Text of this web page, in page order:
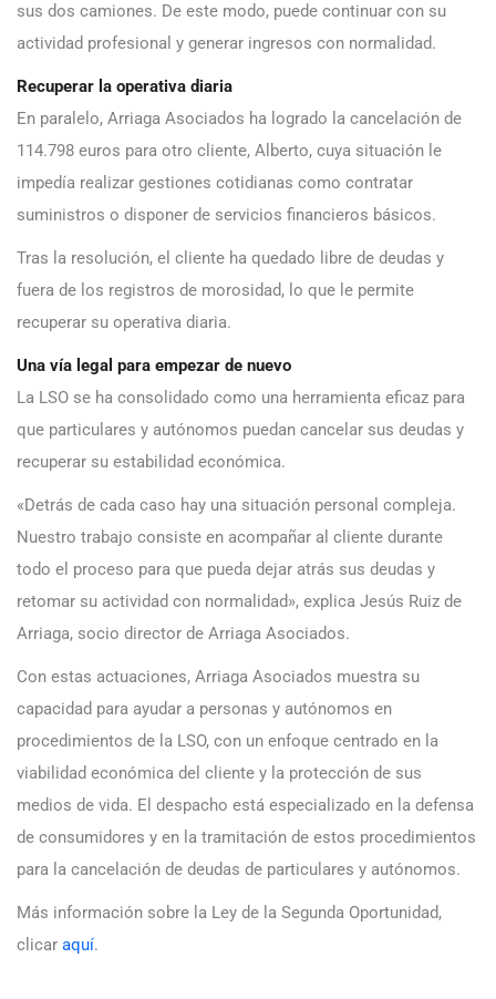
sus dos camiones. De este modo, puede continuar con su
actividad profesional y generar ingresos con normalidad.
Recuperar la operativa diaria
En paralelo, Arriaga Asociados ha logrado la cancelación de
114.798 euros para otro cliente, Alberto, cuya situación le
impedía realizar gestiones cotidianas como contratar
suministros o disponer de servicios financieros básicos.
Tras la resolución, el cliente ha quedado libre de deudas y
fuera de los registros de morosidad, lo que le permite
recuperar su operativa diaria.
Una vía legal para empezar de nuevo
La LSO se ha consolidado como una herramienta eficaz para
que particulares y autónomos puedan cancelar sus deudas y
recuperar su estabilidad económica.
«Detrás de cada caso hay una situación personal compleja.
Nuestro trabajo consiste en acompañar al cliente durante
todo el proceso para que pueda dejar atrás sus deudas y
retomar su actividad con normalidad», explica Jesús Ruiz de
Arriaga, socio director de Arriaga Asociados.
Con estas actuaciones, Arriaga Asociados muestra su
capacidad para ayudar a personas y autónomos en
procedimientos de la LSO, con un enfoque centrado en la
viabilidad económica del cliente y la protección de sus
medios de vida. El despacho está especializado en la defensa
de consumidores y en la tramitación de estos procedimientos
para la cancelación de deudas de particulares y autónomos.
Más información sobre la Ley de la Segunda Oportunidad,
clicar aquí.